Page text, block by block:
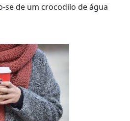
se de um crocodilo de água